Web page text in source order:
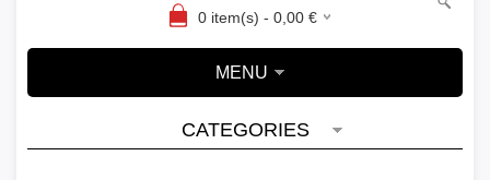
0item(s) - 0,00€
MENU
CATEGORIES